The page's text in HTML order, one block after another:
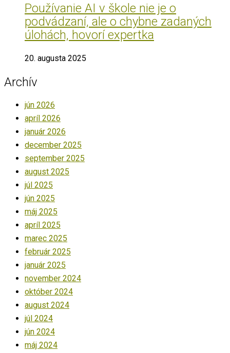
Používanie AI v škole nie je o
podvádzaní, ale o chybne zadaných
úlohách, hovorí expertka
20. augusta 2025
Archív
jún 2026
apríl 2026
január 2026
december 2025
september 2025
august 2025
júl 2025
jún 2025
máj 2025
apríl 2025
marec 2025
február 2025
január 2025
november 2024
október 2024
august 2024
júl 2024
jún 2024
máj 2024